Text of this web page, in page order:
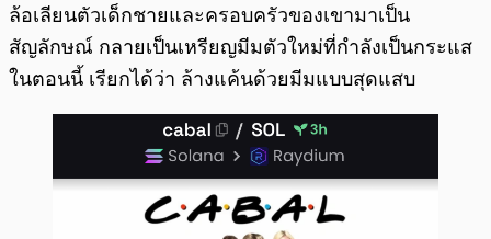
ล้อเลียนตัวเด็กชายและครอบครัวของเขามาเป็น
สัญลักษณ์ กลายเป็นเหรียญมีมตัวใหม่ที่กำลังเป็นกระแส
ในตอนนี้ เรียกได้ว่า ล้างแค้นด้วยมีมแบบสุดแสบ